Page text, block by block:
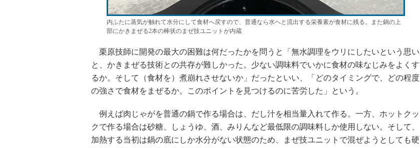
内ふたに蒸気が触れて水分にして食材へ戻すので、普通なら水へと流出する栄養素が食材に残る。また鍋の上
部にかきまぜる2本の棒状のまぜ技ユニットが内蔵
栗原技師に開発の最大の困難は何だったかを問うと「無水調理をウリにしたいという思い
と、かきまぜる技術との共存が難しかった。少ない調味料でいかに食材の味なじみをよくす
るか。そして（食材を）煮崩れさせないか」だったといい、「どのタイミングで、どの程度
の強さで食材をまぜるか。このポイントを見つけるのに苦労した」という。
例えば肉じゃがを普通の鍋で作る場合は、だし汁を相当量入れて作る。一方、ホットクッ
クで作る場合は砂糖、しょうゆ、酒、みりんなど最低限の調味料しか使用しない。そして、
加熱する当初は鍋の底にしか水分がない状態のため、まぜ技ユニットで混ぜようとしても硬